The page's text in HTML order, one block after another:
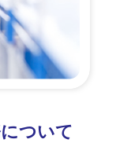
ついて